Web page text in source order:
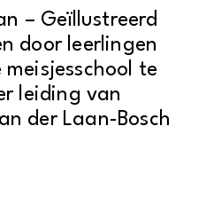
– Geïllustreerd
door leerlingen
te
leiding van
der Laan-Bosch